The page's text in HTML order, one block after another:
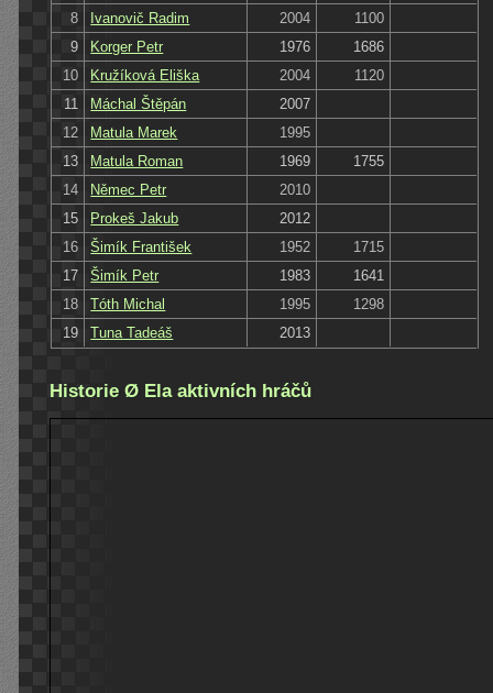
8
Ivanovič Radim 2004
1100
9
Korger Petr 1976
1686
10
Kružíková Eliška 2004
1120
11
Máchal Štěpán
2007
12
Matula Marek
1995
13
Matula Roman 1969
1755
14
Němec Petr
2010
15
Prokeš Jakub
2012
16
Šimík František 1952
1715
17
Šimík Petr 1983
1641
18
Tóth Michal 1995
1298
19
Tuna Tadeáš 2013
Historie Ø Ela aktivních hráčů